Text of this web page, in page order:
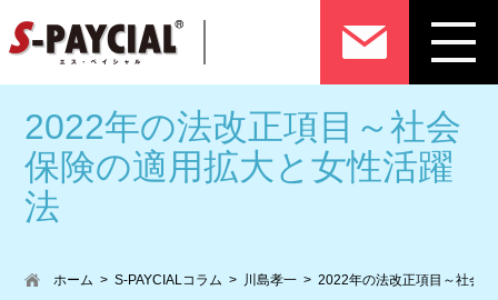
2022年の法改正項目～社会
保険の適用拡大と女性活躍
法
ホーム S-PAYCIALコラム 川島孝一 2022年の法改正項目～社会